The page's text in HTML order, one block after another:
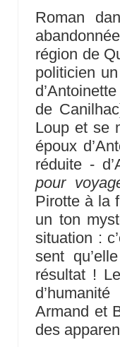
Roman
région de
politicien
de
Loup et se
époux
réduite -
pour
Pirotte à la
un ton
situation :
sent
résultat !
Armand et
des